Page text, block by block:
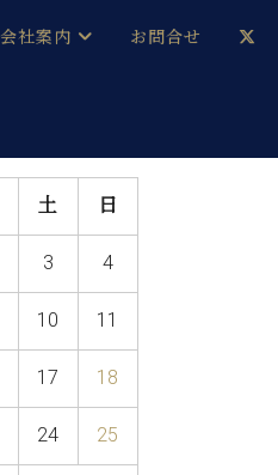
会社案内
ベヒシュタイン・ジャパンブログ
お問合せ
土 日
3 4
10 11
17 18
24 25